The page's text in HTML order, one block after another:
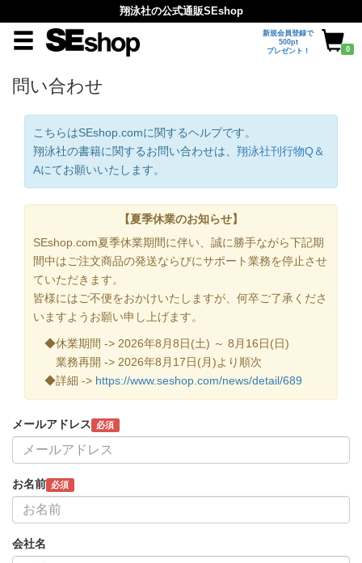
翔泳社の公式通販SEshop
新規会員登録で
500pt
プレゼント！
0
問い合わせ
こちらはSEshop.comに関するヘルプです。
翔泳社の書籍に関するお問い合わせは、 翔泳社刊行物Q＆
Aにてお願いいたします。
【夏季休業のお知らせ】
SEshop.com夏季休業期間に伴い、誠に勝手ながら下記期
間中はご注文商品の発送ならびにサポート業務を停止させ
ていただきます。
皆様にはご不便をおかけいたしますが、何卒ご了承くださ
いますようお願い申し上げます。
◆休業期間 -> 2026年8月8日(土) ～ 8月16日(日)
業務再開 -> 2026年8月17日(月)より順次
◆詳細 -> https://www.seshop.com/news/detail/689
メールアドレス 必須
お名前 必須
会社名